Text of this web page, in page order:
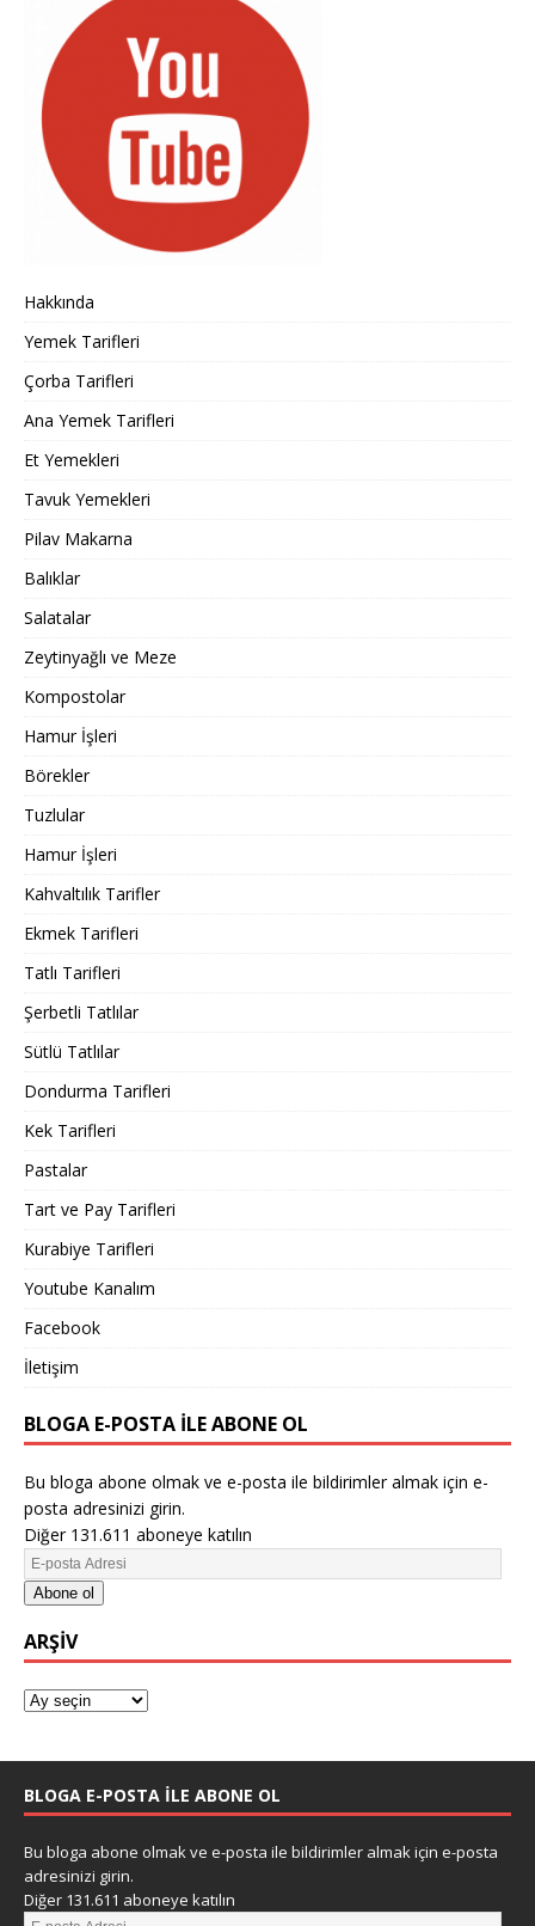
Hakkında
Yemek Tarifleri
Çorba Tarifleri
Ana Yemek Tarifleri
Et Yemekleri
Tavuk Yemekleri
Pilav Makarna
Balıklar
Salatalar
Zeytinyağlı ve Meze
Kompostolar
Hamur İşleri
Börekler
Tuzlular
Hamur İşleri
Kahvaltılık Tarifler
Ekmek Tarifleri
Tatlı Tarifleri
Şerbetli Tatlılar
Sütlü Tatlılar
Dondurma Tarifleri
Kek Tarifleri
Pastalar
Tart ve Pay Tarifleri
Kurabiye Tarifleri
Youtube Kanalım
Facebook
İletişim
BLOGA E-POSTA ILE ABONE OL
Bu bloga abone olmak ve e-posta ile bildirimler almak için e-
posta adresinizi girin.
Diğer 131.611 aboneye katılın
Abone ol
ARŞIV
BLOGA E-POSTA ILE ABONE OL
Bu bloga abone olmak ve e-posta ile bildirimler almak için e-posta
adresinizi girin.
Diğer 131.611 aboneye katılın